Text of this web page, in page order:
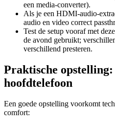
een media-converter).
Als je een HDMI-audio-
audio en video correct
Test de setup vooraf met
de avond gebruikt;
verschillend presteren.
Praktische
hoofdtelefoon
Een goede opstelling voorkomt
comfort: